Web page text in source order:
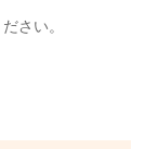
さい。